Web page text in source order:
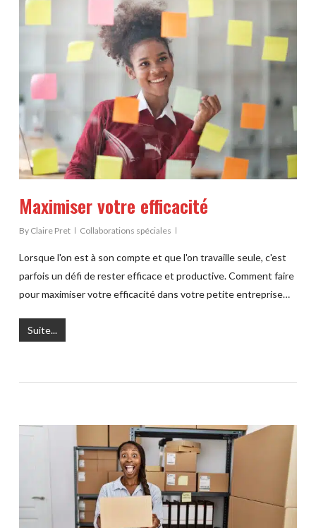
Maximiser votre efficacité
By Claire Pret Collaborations spéciales
Lorsque l'on est à son compte et que l'on travaille seule, c'est
parfois un défi de rester efficace et productive. Comment faire
pour maximiser votre efficacité dans votre petite entreprise…
Suite...